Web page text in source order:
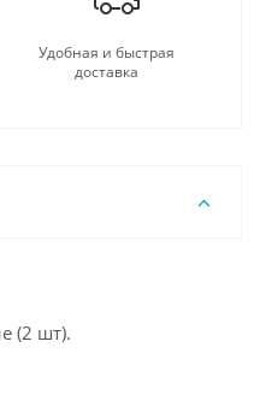
Удобная и быстрая
доставка
(2 шт).